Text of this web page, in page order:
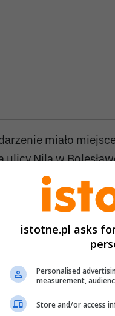
miało
ulicy Nila w
Toyota Ze
istotne.pl asks
Personalised
measurement,
Store and/or access